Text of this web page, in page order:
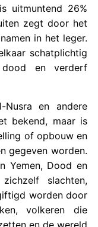
uitmuntend 26%
zegt door het
in het leger.
schatplichtig
en verderf
en andere
bekend, maar is
of opbouw en
gegeven worden.
Yemen, Dood en
slachten,
worden door
volkeren die
en de wereld